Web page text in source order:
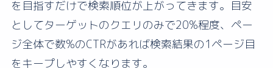
を目指すだけで検索順位が上がってきます。目安
としてターゲットのクエリのみで20%程度、ペー
ジ全体で数%のCTRがあれば検索結果の1ページ目
をキープしやすくなります。